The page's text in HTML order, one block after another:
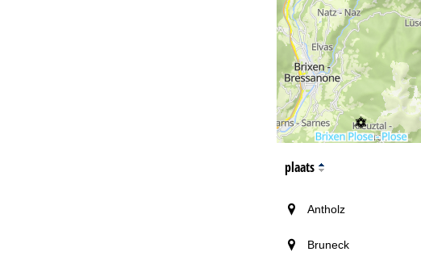
plaats
Antholz
Bruneck